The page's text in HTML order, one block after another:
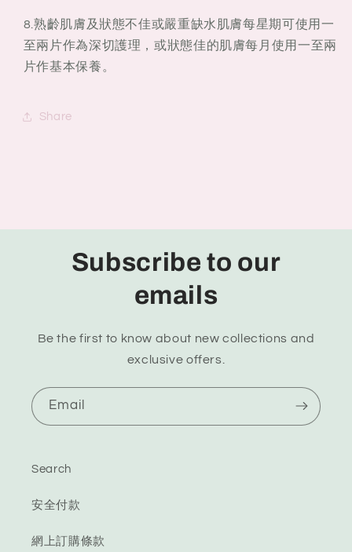
8.熟齡肌膚及狀態不佳或嚴重缺水肌膚每星期可使用一
至兩片作為深切護理，或狀態佳的肌膚每月使用一至兩
片作基本保養。
Share
Subscribe to our
emails
Be the first to know about new collections and
exclusive offers.
Email
Search
安全付款
網上訂購條款